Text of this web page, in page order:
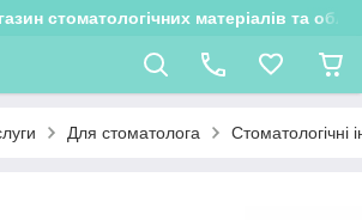
стоматологічних матеріалів та
Для стоматолога Стоматологічні